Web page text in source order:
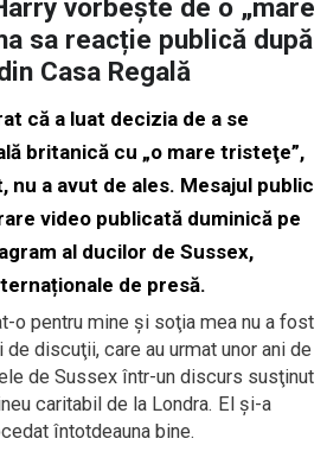
vorbește de o „mare
sa reacție publică după
Casa Regală
că a luat decizia de a se
britanică cu „o mare tristeţe”,
nu a avut de ales. Mesajul public
video publicată duminică pe
al ducilor de Sussex,
de presă.
o pentru mine şi soţia mea nu a fost
de discuţii, care au urmat unor ani de
de Sussex într-un discurs susţinut
caritabil de la Londra. El și-a
întotdeauna bine.